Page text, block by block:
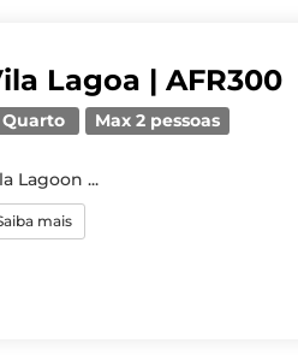
Lagoa | AFR300
Quarto Max 2 pessoas
Lagoon ...
mais